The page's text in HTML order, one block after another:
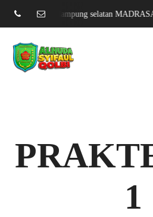
jati agung lampung selatan MADRASAH
1